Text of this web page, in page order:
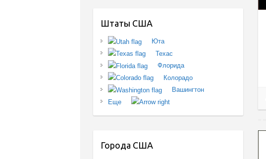
Штаты США
Юта
Техас
Флорида
Колорадо
Вашингтон
Еще
Города США